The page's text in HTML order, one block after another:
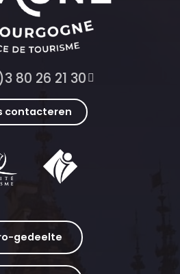
80 26 21 30
contacteren
gedeelte